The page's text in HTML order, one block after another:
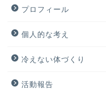
プロフィール
個人的な考え
冷えない体づくり
活動報告